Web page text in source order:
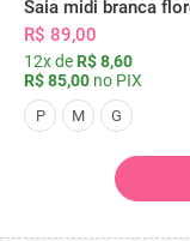
R$ 89,00
12x de R$ 8,60
R$ 85,00 no PIX
P M G